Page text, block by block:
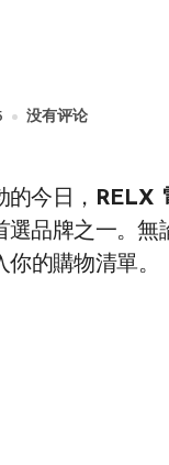
没有评论
的今日， RELX
品牌之一。無
的購物清單。